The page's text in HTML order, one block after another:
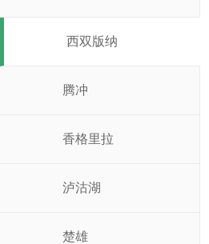
西双版纳
腾冲
香格里拉
泸沽湖
楚雄